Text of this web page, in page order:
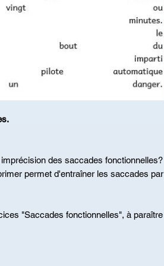
des saccades fonctionnelles?
permet d'entraîner les saccades par
"Saccades fonctionnelles", à paraître